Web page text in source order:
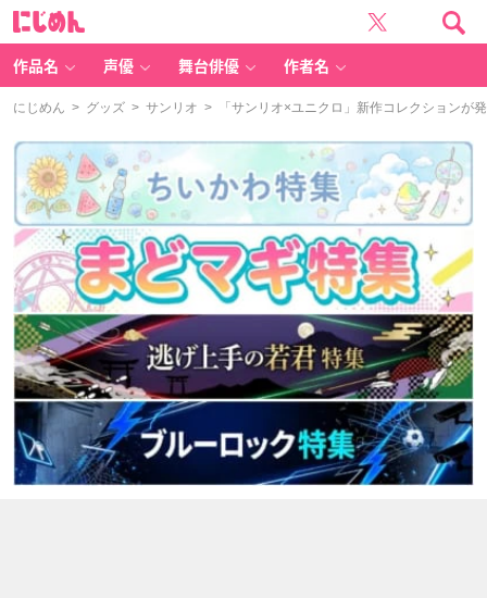
作品名 声優 舞台俳優 作者名
にじめん > グッズ > サンリオ > 「サンリオ×ユニクロ」新作コレクションが